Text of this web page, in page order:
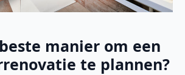
manier om een
te plannen?